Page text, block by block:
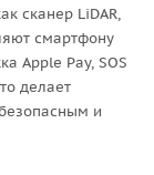
сканер LiDAR,
смартфону
Apple Pay, SOS
делает
и